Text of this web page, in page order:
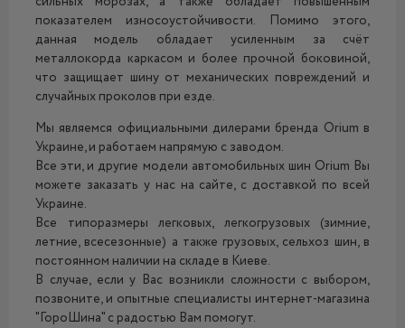
показателем износоустойчивости. Помимо этого,
данная модель обладает усиленным за счёт
металлокорда каркасом и более прочной боковиной,
что защищает шину от механических повреждений и
случайных проколов при езде.
Мы являемся официальными дилерами бренда Orium в
Украине, и работаем напрямую с заводом.
Все эти, и другие модели автомобильных шин Orium Вы
можете заказать у нас на сайте, с доставкой по всей
Украине.
Все типоразмеры легковых, легкогрузовых (зимние,
летние, всесезонные) а также грузовых, сельхоз шин, в
постоянном наличии на складе в Киеве.
В случае, если у Вас возникли сложности с выбором,
позвоните, и опытные специалисты интернет-магазина
"ГороШина" с радостью Вам помогут.